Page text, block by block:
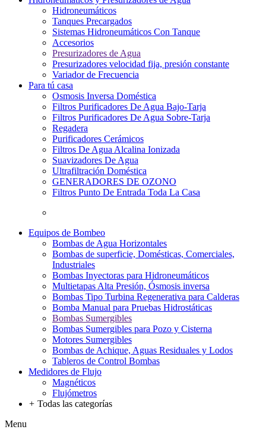
Hidroneumáticos
Tanques Precargados
Sistemas Hidroneumáticos Con Tanque
Accesorios
Presurizadores de Agua
Presurizadores velocidad fija, presión constante
Variador de Frecuencia
Para tú casa
Osmosis Inversa Doméstica
Filtros Purificadores De Agua Bajo-Tarja
Filtros Purificadores De Agua Sobre-Tarja
Regadera
Purificadores Cerámicos
Filtros De Agua Alcalina Ionizada
Suavizadores De Agua
Ultrafiltración Doméstica
GENERADORES DE OZONO
Filtros Punto De Entrada Toda La Casa
Equipos de Bombeo
Bombas de Agua Horizontales
Bombas de superficie, Domésticas, Comerciales,
Industriales
Bombas Inyectoras para Hidroneumáticos
Multietapas Alta Presión, Ósmosis inversa
Bombas Tipo Turbina Regenerativa para Calderas
Bomba Manual para Pruebas Hidrostáticas
Bombas Sumergibles
Bombas Sumergibles para Pozo y Cisterna
Motores Sumergibles
Bombas de Achique, Aguas Residuales y Lodos
Tableros de Control Bombas
Medidores de Flujo
Magnéticos
Flujómetros
+ Todas las categorías
Menu